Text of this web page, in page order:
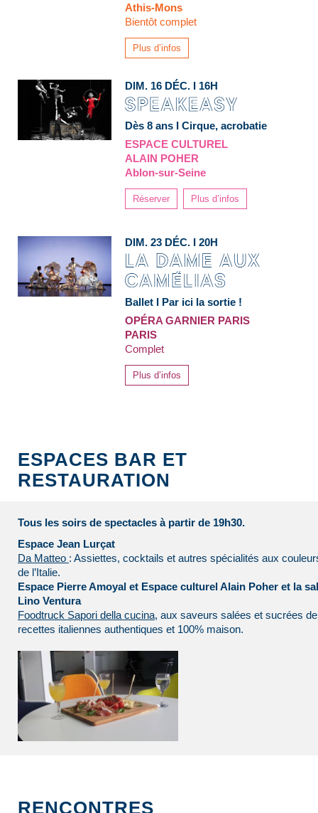
Athis-Mons
Bientôt complet
Plus d’infos
DIM. 16 DÉC. I 16H
Dès 8 ans I Cirque, acrobatie
ESPACE CULTUREL
ALAIN POHER
Ablon-sur-Seine
Réserver Plus d’infos
DIM. 23 DÉC. I 20H
Ballet I Par ici la sortie !
OPÉRA GARNIER PARIS
PARIS
Complet
Plus d’infos
ESPACES BAR ET
RESTAURATION
Tous les soirs de spectacles à partir de 19h30.
Espace Jean Lurçat
Da Matteo : Assiettes, cocktails et autres spécialités aux
de l’Italie.
Espace Pierre Amoyal et Espace culturel Alain Poher et la
Lino Ventura
Foodtruck Sapori della cucina, aux saveurs salées et sucrées de
recettes italiennes authentiques et 100% maison.
RENCONTRES